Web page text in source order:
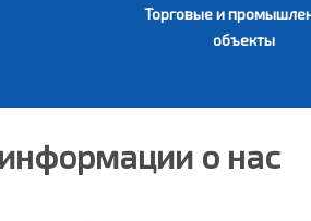
Торговые и
объекты
о нас